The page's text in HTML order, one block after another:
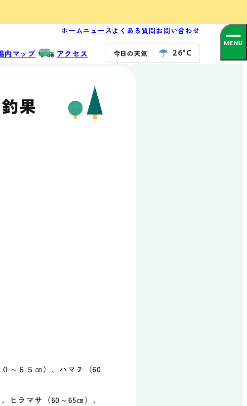
牡蠣小屋
レストラン太公
望
ホームニュースよくある質問お問い合わせ
内マップ アクセス 今日の天気
26°C
果
～６５㎝）、ハマチ（60
ヒラマサ（60～65㎝）、